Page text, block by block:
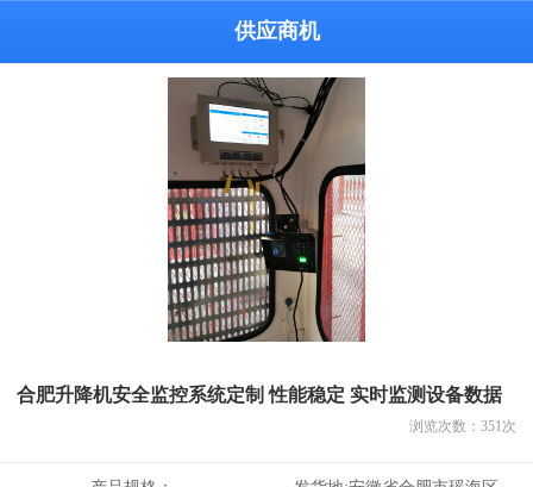
供应商机
合肥升降机安全监控系统定制 性能稳定 实时监测设备数据
浏览次数： 351 次